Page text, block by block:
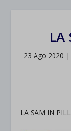
LA
23 Ago 2020 |
LA SAM IN